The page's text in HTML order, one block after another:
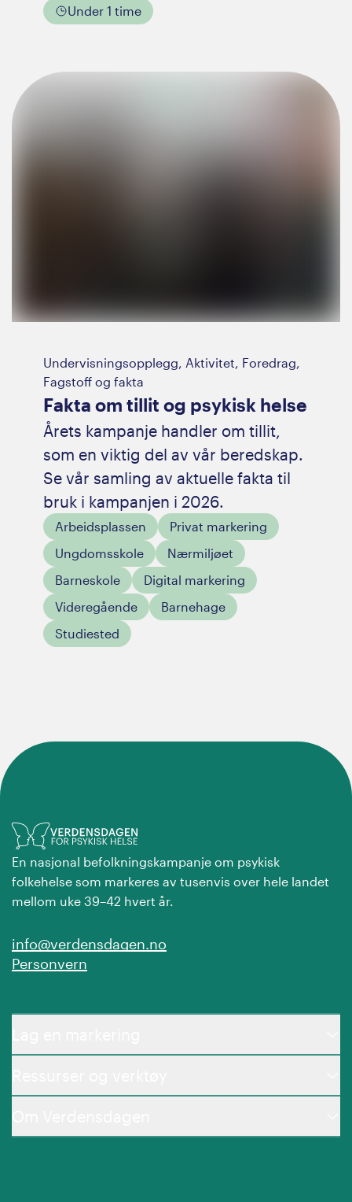
Under 1 time
Undervisningsopplegg, Aktivitet, Foredrag,
Fagstoff og fakta
Fakta om tillit og psykisk helse
Årets kampanje handler om tillit,
som en viktig del av vår beredskap.
Se vår samling av aktuelle fakta til
bruk i kampanjen i 2026.
Arbeidsplassen
Privat markering
Ungdomsskole
Nærmiljøet
Barneskole
Digital markering
Videregående
Barnehage
Studiested
En nasjonal befolkningskampanje om psykisk
folkehelse som markeres av tusenvis over hele landet
mellom uke 39–42 hvert år.
info@verdensdagen.no
Personvern